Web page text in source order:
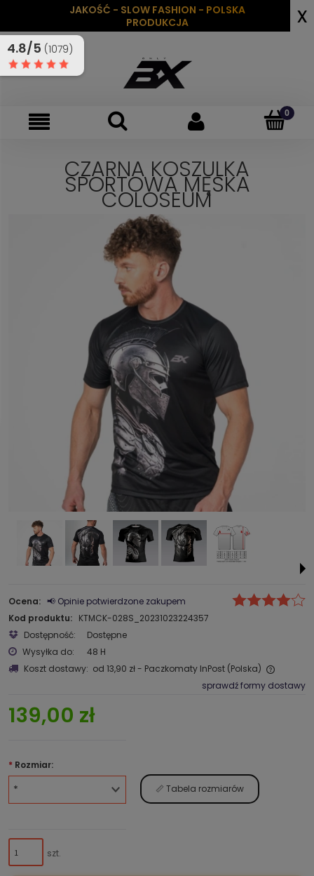
JAKOŚĆ - SLOW FASHION - POLSKA
PRODUKCJA
x
CZARNA KOSZULKA
SPORTOWA MĘSKA
COLOSEUM
Ocena: 📢 Opinie potwierdzone zakupem
Kod produktu: KTMCK-028S_20231023224357
Dostępność:
Dostępne
Wysyłka do:
48 H
Koszt dostawy: od 13,90 zł- Paczkomaty InPost (Polska)
sprawdź formy dostawy
139,00 zł
* Rozmiar:
📏 Tabela rozmiarów
szt.
4.8/5 (1079)